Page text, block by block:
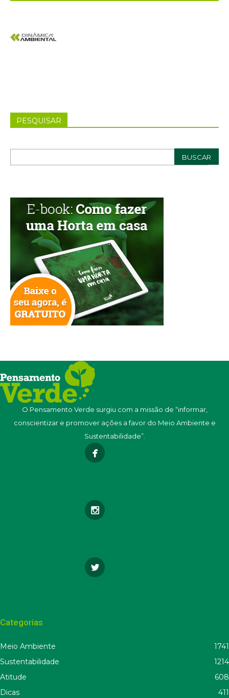
PESQUISAR
O Pensamento Verde surgiu com a missão de “informar,
conscientizar e promover ações a favor do Meio Ambiente e
Sustentabilidade”.
Categorias
Meio Ambiente
1741
Sustentabilidade
1214
Atitude
608
Dicas
411